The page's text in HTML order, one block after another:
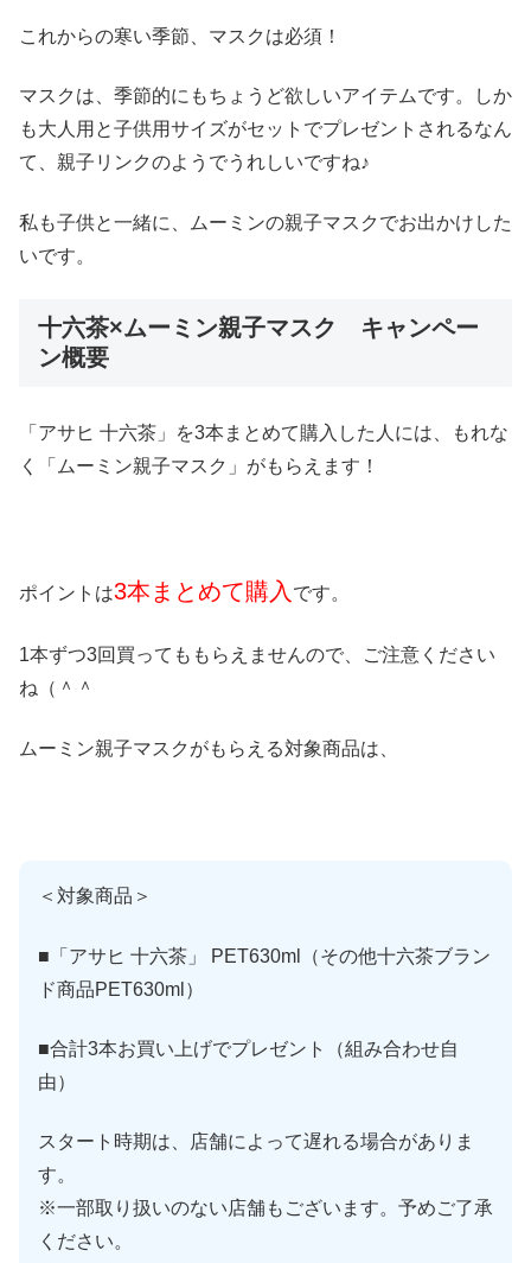
これからの寒い季節、マスクは必須！
マスクは、季節的にもちょうど欲しいアイテムです。しか
も大人用と子供用サイズがセットでプレゼントされるなん
て、親子リンクのようでうれしいですね♪
私も子供と一緒に、ムーミンの親子マスクでお出かけした
いです。
十六茶×ムーミン親子マスク キャンペー
ン概要
「アサヒ 十六茶」を3本まとめて購入した人には、もれな
く「ムーミン親子マスク」がもらえます！
ポイントは3本まとめて購入 です。
1本ずつ3回買ってももらえませんので、ご注意ください
ね（＾＾
ムーミン親子マスクがもらえる対象商品は、
＜対象商品＞
■「アサヒ 十六茶」 PET630ml（その他十六茶ブラン
ド商品PET630ml）
■合計3本お買い上げでプレゼント（組み合わせ自
由）
スタート時期は、店舗によって遅れる場合がありま
す。
※一部取り扱いのない店舗もございます。予めご了承
ください。